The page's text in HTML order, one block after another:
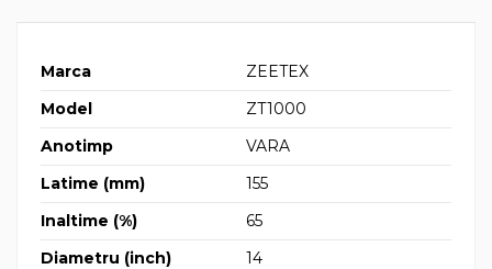
Marca
ZEETEX
Model
ZT1000
Anotimp
VARA
Latime (mm)
155
Inaltime (%)
65
Diametru (inch)
14